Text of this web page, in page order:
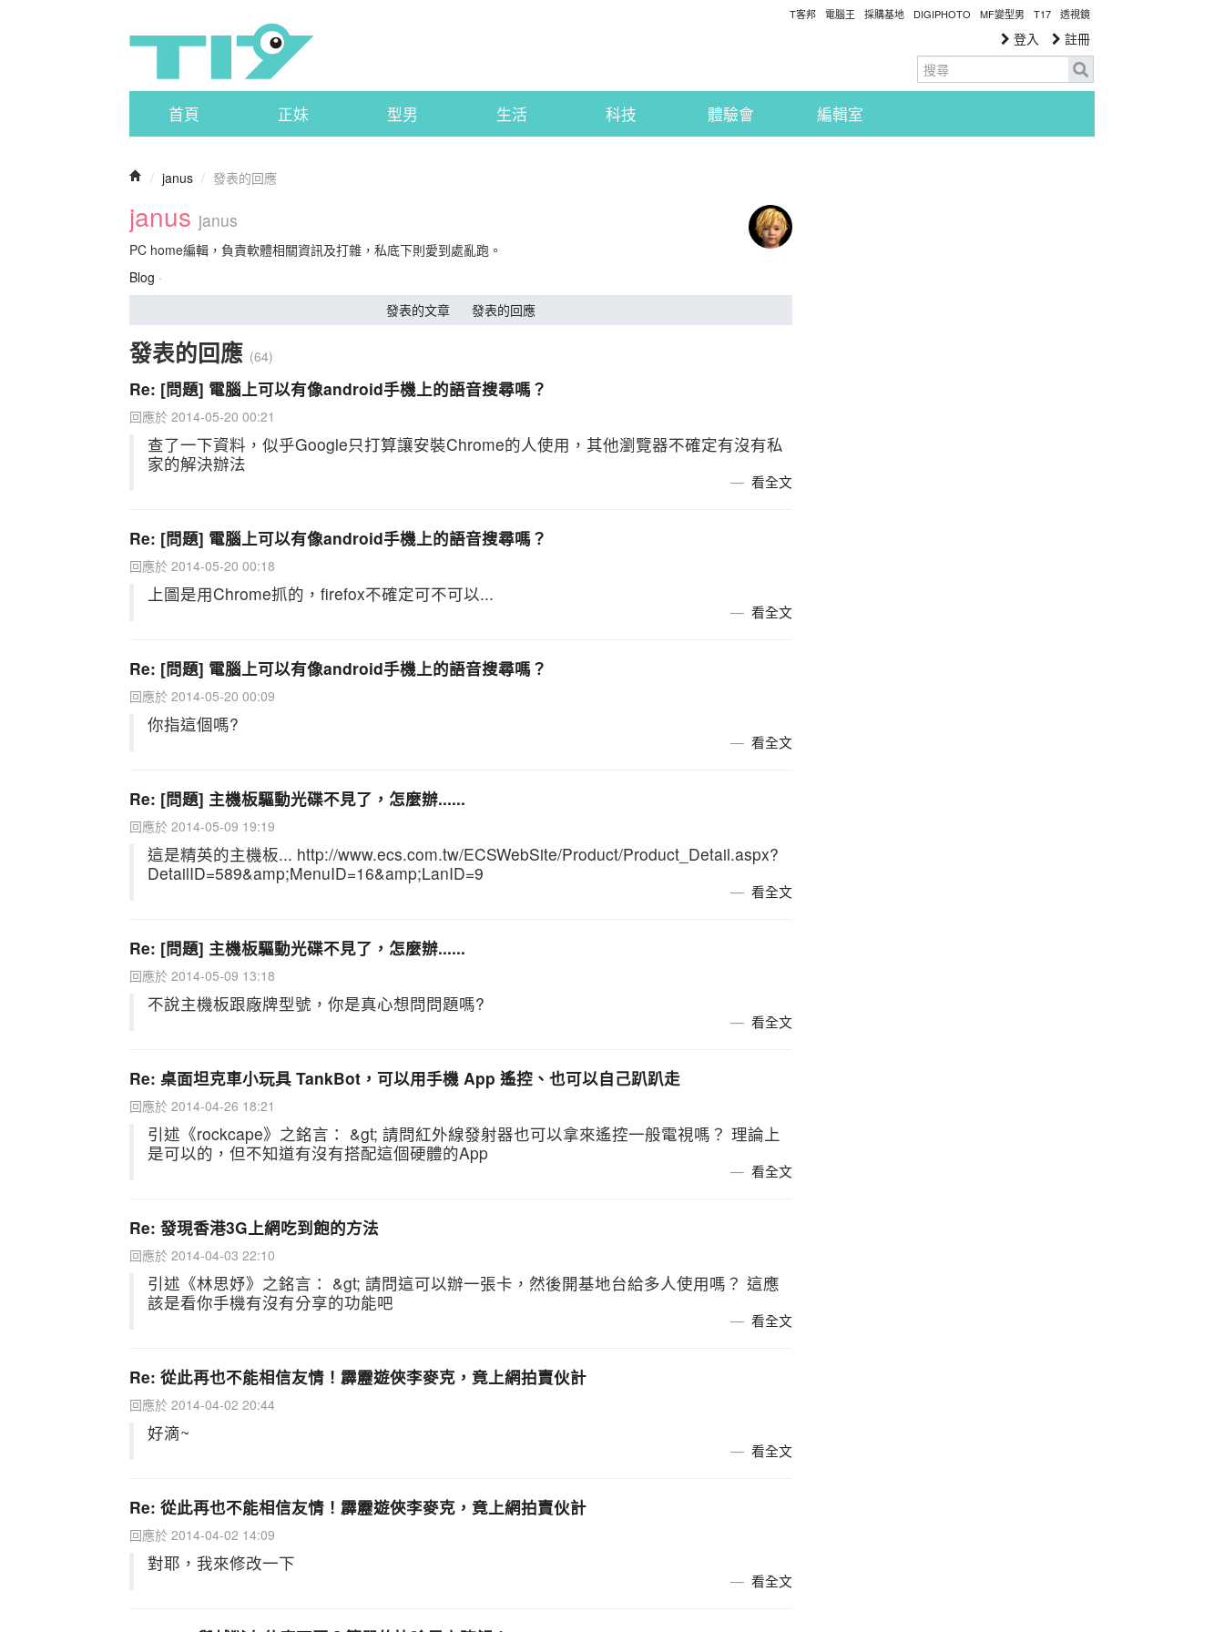
T客邦 電腦王 採購基地 DIGIPHOTO MF變型男 T17 透視鏡
登入 註冊
首頁 正妹 型男 生活 科技 體驗會 編輯室
/ janus / 發表的回應
janus janus
PC home編輯，負責軟體相關資訊及打雜，私底下則愛到處亂跑。
Blog ·
發表的文章
發表的回應
發表的回應 (64)
Re: [問題] 電腦上可以有像android手機上的語音搜尋嗎？
回應於 2014-05-20 00:21
查了一下資料，似乎Google只打算讓安裝Chrome的人使用，其他瀏覽器不確定有沒有私
家的解決辦法
看全文
Re: [問題] 電腦上可以有像android手機上的語音搜尋嗎？
回應於 2014-05-20 00:18
上圖是用Chrome抓的，firefox不確定可不可以...
看全文
Re: [問題] 電腦上可以有像android手機上的語音搜尋嗎？
回應於 2014-05-20 00:09
你指這個嗎?
看全文
Re: [問題] 主機板驅動光碟不見了，怎麼辦......
回應於 2014-05-09 19:19
這是精英的主機板... http://www.ecs.com.tw/ECSWebSite/Product/Product_Detail.aspx?
DetailID=589&amp;MenuID=16&amp;LanID=9
看全文
Re: [問題] 主機板驅動光碟不見了，怎麼辦......
回應於 2014-05-09 13:18
不說主機板跟廠牌型號，你是真心想問問題嗎?
看全文
Re: 桌面坦克車小玩具 TankBot，可以用手機 App 遙控、也可以自己趴趴走
回應於 2014-04-26 18:21
引述《rockcape》之銘言： &gt; 請問紅外線發射器也可以拿來遙控一般電視嗎？ 理論上
是可以的，但不知道有沒有搭配這個硬體的App
看全文
Re: 發現香港3G上網吃到飽的方法
回應於 2014-04-03 22:10
引述《林思妤》之銘言： &gt; 請問這可以辦一張卡，然後開基地台給多人使用嗎？ 這應
該是看你手機有沒有分享的功能吧
看全文
Re: 從此再也不能相信友情！霹靂遊俠李麥克，竟上網拍賣伙計
回應於 2014-04-02 20:44
好滴~
看全文
Re: 從此再也不能相信友情！霹靂遊俠李麥克，竟上網拍賣伙計
回應於 2014-04-02 14:09
對耶，我來修改一下
看全文